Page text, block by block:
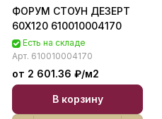
ФОРУМ СТОУН ДЕЗЕРТ
60X120 610010004170
Есть на складе
Арт. 610010004170
от 2 601.36 ₽/м2
В корзину